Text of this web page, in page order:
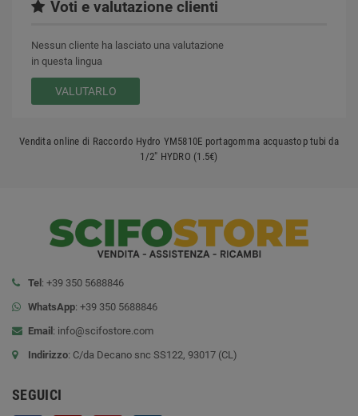
Voti e valutazione clienti
Nessun cliente ha lasciato una valutazione
in questa lingua
VALUTARLO
Vendita online di Raccordo Hydro YM5810E portagomma acquastop tubi da
1/2" HYDRO (1.5€)
Tel: +39 350 5688846
WhatsApp: +39 350 5688846
Email: info@scifostore.com
Indirizzo: C/da Decano snc SS122, 93017 (CL)
SEGUICI